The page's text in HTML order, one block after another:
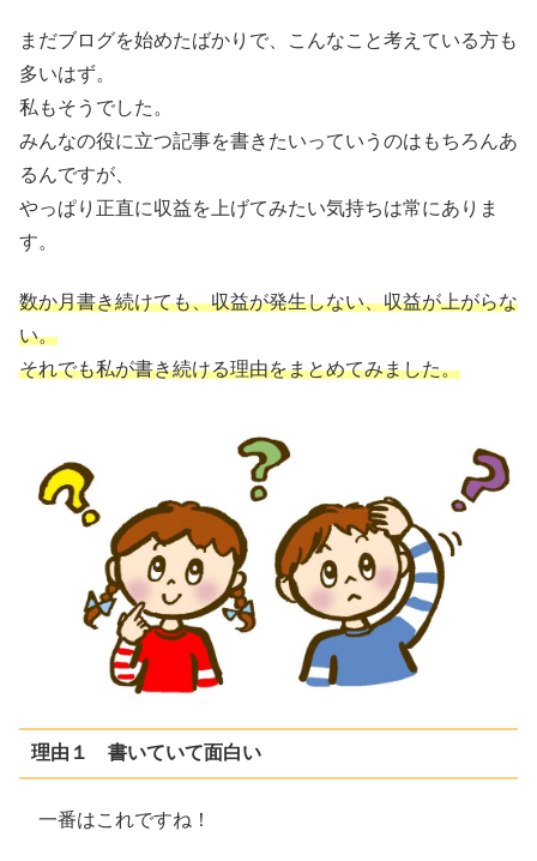
まだブログを始めたばかりで、こんなこと考えている方も
多いはず。
私もそうでした。
みんなの役に立つ記事を書きたいっていうのはもちろんあ
るんですが、
やっぱり正直に収益を上げてみたい気持ちは常にありま
す。
数か月書き続けても、収益が発生しない、収益が上がらな
い。
それでも私が書き続ける理由をまとめてみました。
理由１ 書いていて面白い
一番はこれですね！